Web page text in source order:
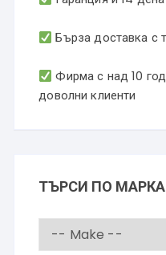
Бърза доставка с
Фирма с над 10
доволни клиенти
ТЪРСИ ПО